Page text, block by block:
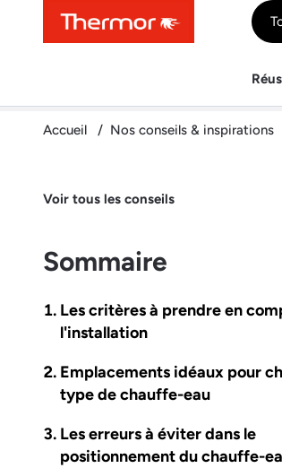
ContenuMenuRecherche
Accueil Nos conseils & inspirations
Voir tous les conseils
Sommaire
Les critères à prendre en
l'installation
Emplacements idéaux pour
type de chauffe-eau
Les erreurs à éviter dans le
positionnement du chauffe-